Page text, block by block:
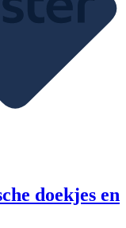
doekjes en